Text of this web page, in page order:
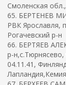
Смоленская
65. БЕРТЕНЕВ
РВК Ярославля,
Рогачевский р-н
66. БЕРТЯЕВ
р-
04.11.41,